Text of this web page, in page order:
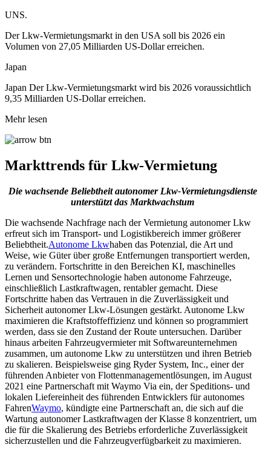
UNS.
Der Lkw-Vermietungsmarkt in den USA soll bis 2026 ein
Volumen von 27,05 Milliarden US-Dollar erreichen.
Japan
Japan Der Lkw-Vermietungsmarkt wird bis 2026 voraussichtlich
9,35 Milliarden US-Dollar erreichen.
Mehr lesen
Markttrends für Lkw-Vermietung
Die wachsende Beliebtheit autonomer Lkw-Vermietungsdienste
unterstützt das Marktwachstum
Die wachsende Nachfrage nach der Vermietung autonomer Lkw
erfreut sich im Transport- und Logistikbereich immer größerer
Beliebtheit.Autonome Lkwhaben das Potenzial, die Art und
Weise, wie Güter über große Entfernungen transportiert werden,
zu verändern. Fortschritte in den Bereichen KI, maschinelles
Lernen und Sensortechnologie haben autonome Fahrzeuge,
einschließlich Lastkraftwagen, rentabler gemacht. Diese
Fortschritte haben das Vertrauen in die Zuverlässigkeit und
Sicherheit autonomer Lkw-Lösungen gestärkt. Autonome Lkw
maximieren die Kraftstoffeffizienz und können so programmiert
werden, dass sie den Zustand der Route untersuchen. Darüber
hinaus arbeiten Fahrzeugvermieter mit Softwareunternehmen
zusammen, um autonome Lkw zu unterstützen und ihren Betrieb
zu skalieren. Beispielsweise ging Ryder System, Inc., einer der
führenden Anbieter von Flottenmanagementlösungen, im August
2021 eine Partnerschaft mit Waymo Via ein, der Speditions- und
lokalen Liefereinheit des führenden Entwicklers für autonomes
FahrenWaymo, kündigte eine Partnerschaft an, die sich auf die
Wartung autonomer Lastkraftwagen der Klasse 8 konzentriert, um
die für die Skalierung des Betriebs erforderliche Zuverlässigkeit
sicherzustellen und die Fahrzeugverfügbarkeit zu maximieren.